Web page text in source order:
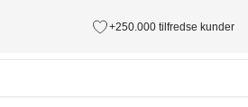
+250.000 tilfredse kunder